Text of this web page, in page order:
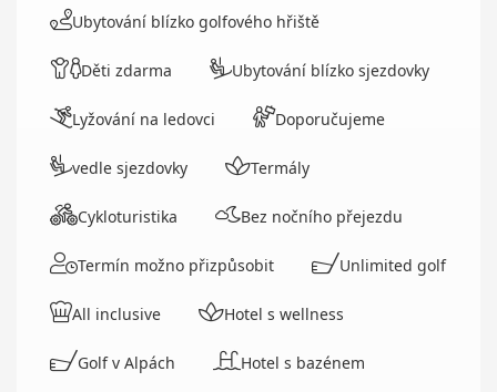
Ubytování blízko golfového hřiště
Děti zdarma Ubytování blízko sjezdovky
Lyžování na ledovci Doporučujeme
vedle sjezdovky Termály
Cykloturistika Bez nočního přejezdu
Termín možno přizpůsobit Unlimited golf
All inclusive Hotel s wellness
Golf v Alpách Hotel s bazénem